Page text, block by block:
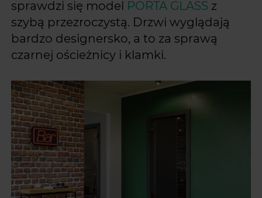
sprawdzi się model PORTA GLASS z
szybą przezroczystą. Drzwi wyglądają
bardzo designersko, a to za sprawą
czarnej ościeżnicy i klamki.